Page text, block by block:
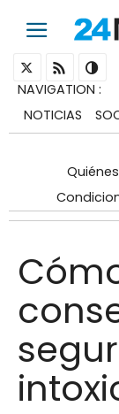
NAVIGATION :
NOTICIAS